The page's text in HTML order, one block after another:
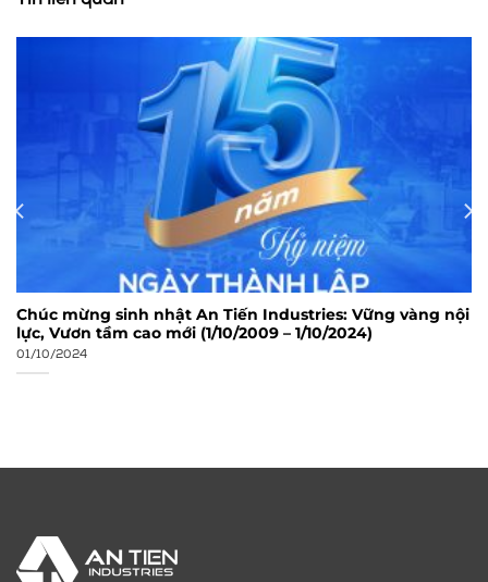
Chúc mừng sinh nhật An Tiến Industries: Vững vàng nội
lực, Vươn tầm cao mới (1/10/2009 – 1/10/2024)
01/10/2024